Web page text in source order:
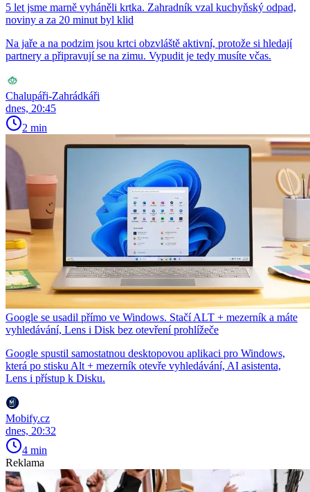
5 let jsme marně vyháněli krtka. Zahradník vzal kuchyňský odpad,
noviny a za 20 minut byl klid
Na jaře a na podzim jsou krtci obzvláště aktivní, protože si hledají
partnery a připravují se na zimu. Vypudit je tedy musíte včas.
Chalupáři-Zahrádkáři
dnes, 20:45
2 min
Google se usadil přímo ve Windows. Stačí ALT + mezerník a máte
vyhledávání, Lens i Disk bez otevření prohlížeče
Google spustil samostatnou desktopovou aplikaci pro Windows,
která po stisku Alt + mezerník otevře vyhledávání, AI asistenta,
Lens i přístup k Disku.
Mobify.cz
dnes, 20:32
4 min
Reklama